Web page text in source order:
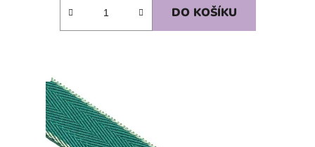
DO KOŠÍKU